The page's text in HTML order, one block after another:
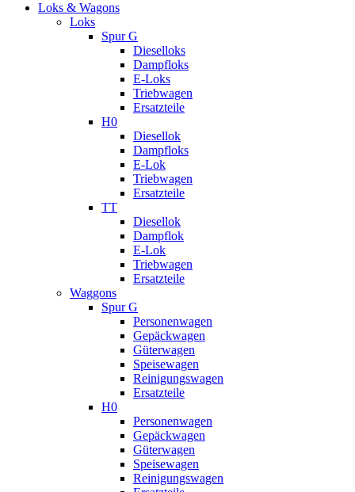
Loks & Wagons
Loks
Spur G
Dieselloks
Dampfloks
E-Loks
Triebwagen
Ersatzteile
H0
Diesellok
Dampfloks
E-Lok
Triebwagen
Ersatzteile
TT
Diesellok
Dampflok
E-Lok
Triebwagen
Ersatzteile
Waggons
Spur G
Personenwagen
Gepäckwagen
Güterwagen
Speisewagen
Reinigungswagen
Ersatzteile
H0
Personenwagen
Gepäckwagen
Güterwagen
Speisewagen
Reinigungswagen